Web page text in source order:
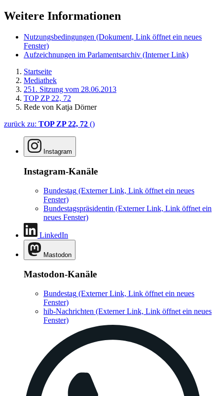
Weitere Informationen
Nutzungsbedingungen (Dokument, Link öffnet ein neues
Fenster)
Aufzeichnungen im Parlamentsarchiv (Interner Link)
Startseite
Mediathek
251. Sitzung vom 28.06.2013
TOP ZP 22, 72
Rede von Katja Dörner
zurück zu: TOP ZP 22, 72 ()
Instagram
Instagram-Kanäle
Bundestag (Externer Link, Link öffnet ein neues
Fenster)
Bundestagspräsidentin (Externer Link, Link öffnet ein
neues Fenster)
LinkedIn
Mastodon
Mastodon-Kanäle
Bundestag (Externer Link, Link öffnet ein neues
Fenster)
hib-Nachrichten (Externer Link, Link öffnet ein neues
Fenster)